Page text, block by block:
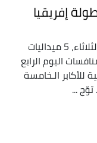
إفريقيا
حقّق المنتخب الجزائري للسباحة، اليوم الثلاثاء، 5 ميداليات
اليوم الرابع
الـخامسة
...